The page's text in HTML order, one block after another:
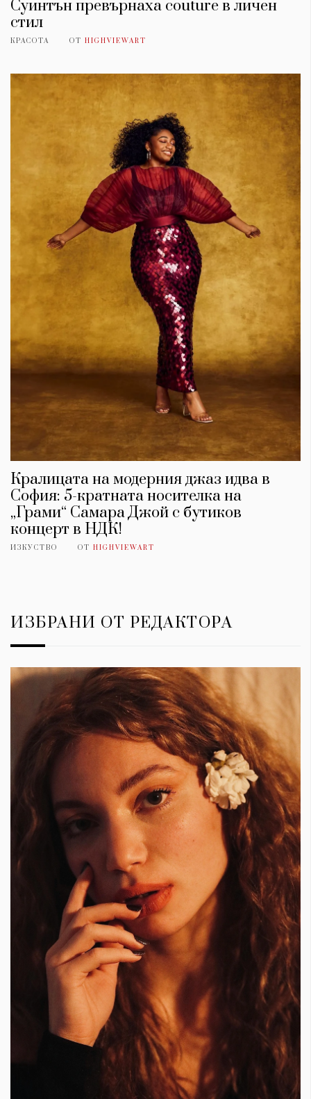
Суинтън превърнаха couture в личен
стил
КРАСОТА ОТ HIGHVIEWART
Кралицата на модерния джаз идва в
София: 5-кратната носителка на
„Грами“ Самара Джой с бутиков
концерт в НДК!
ИЗКУСТВО ОТ HIGHVIEWART
ИЗБРАНИ ОТ РЕДАКТОРА